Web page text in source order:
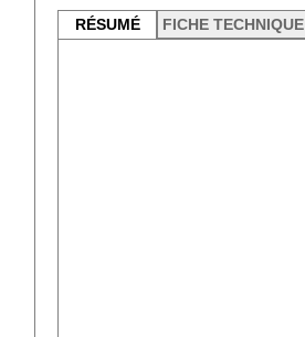
RÉSUMÉ FICHE TECHNIQUE